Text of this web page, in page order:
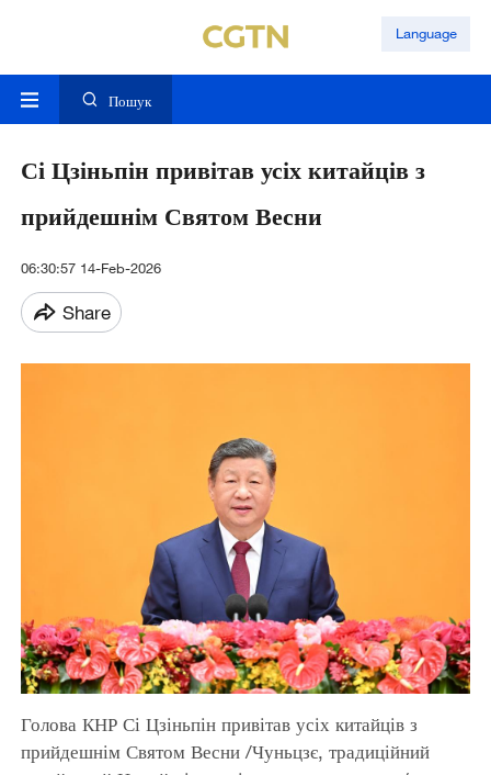
Language
Пошук
Сі Цзіньпін привітав усіх китайців з
прийдешнім Святом Весни
06:30:57 14-Feb-2026
Share
Голова КНР Сі Цзіньпін привітав усіх китайців з
прийдешнім Святом Весни /Чуньцзє, традиційний